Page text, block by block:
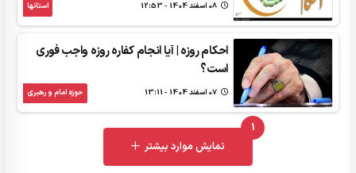
استانها
احکام روزه | آیا انجام کفاره روزه واجب فوری
است؟
حوزه امام و رهبری
1
UNREAD MESSAGES
نمایش موارد بیشتر